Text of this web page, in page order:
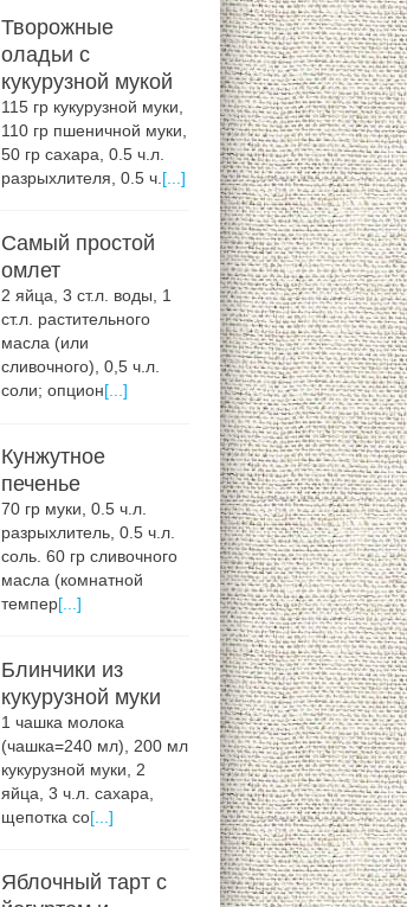
Творожные
оладьи с
кукурузной мукой
115 гр кукурузной муки,
110 гр пшеничной муки,
50 гр сахара, 0.5 ч.л.
разрыхлителя, 0.5 ч. [...]
Самый простой
омлет
2 яйца, 3 ст.л. воды, 1
ст.л. растительного
масла (или
сливочного), 0,5 ч.л.
соли; опцион [...]
Кунжутное
печенье
70 гр муки, 0.5 ч.л.
разрыхлитель, 0.5 ч.л.
соль. 60 гр сливочного
масла (комнатной
темпер[...]
Блинчики из
кукурузной муки
1 чашка молока
(чашка=240 мл), 200 мл
кукурузной муки, 2
яйца, 3 ч.л. сахара,
щепотка со[...]
Яблочный тарт с